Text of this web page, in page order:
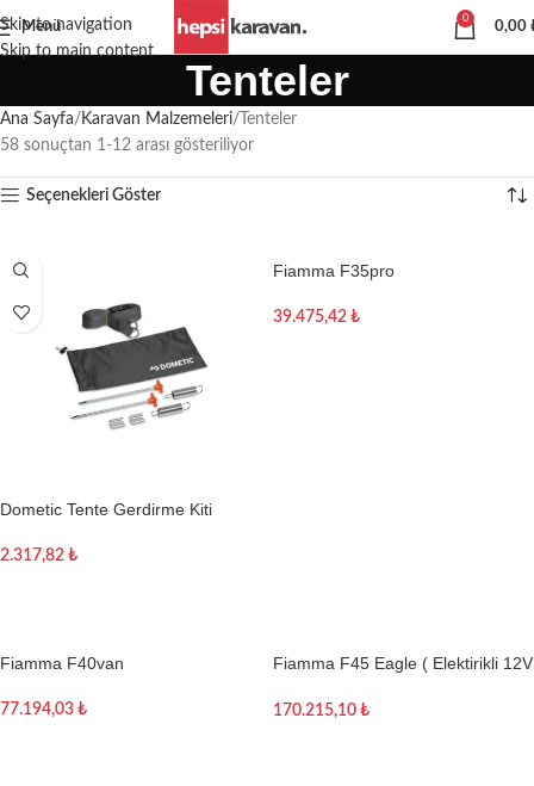
Skip to navigation
Skip to main content
Menü
0
0,00
Tenteler
Ana Sayfa Karavan Malzemeleri
Tenteler
58 sonuçtan 1-12 arası gösteriliyor
Seçenekleri Göster
Dometic Tente Gerdirme Kiti
2.317,82 ₺
Fiamma F35pro
39.475,42 ₺
Fiamma F40van
77.194,03 ₺
Fiamma F45 Eagle ( Elektirikli 12V
170.215,10 ₺